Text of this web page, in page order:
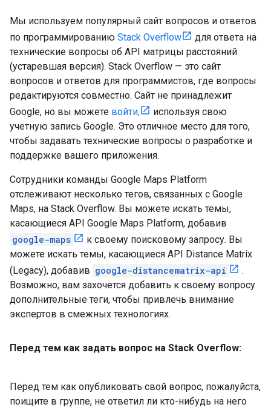
Мы используем популярный сайт вопросов и ответов
по программированию Stack Overflow
для ответа на
технические вопросы об API матрицы расстояний
(устаревшая версия). Stack Overflow — это сайт
вопросов и ответов для программистов, где вопросы
редактируются совместно. Сайт не принадлежит
Google, но вы можете войти,
используя свою
учетную запись Google. Это отличное место для того,
чтобы задавать технические вопросы о разработке и
поддержке вашего приложения.
Сотрудники команды Google Maps Platform
отслеживают несколько тегов, связанных с Google
Maps, на Stack Overflow. Вы можете искать темы,
касающиеся API Google Maps Platform, добавив
google-maps
к своему поисковому запросу. Вы
можете искать темы, касающиеся API Distance Matrix
(Legacy), добавив google-distancematrix-api
.
Возможно, вам захочется добавить к своему вопросу
дополнительные теги, чтобы привлечь внимание
экспертов в смежных технологиях.
Перед тем как задать вопрос на Stack Overflow:
Перед тем как опубликовать свой вопрос, пожалуйста,
поищите в группе, не ответил ли кто-нибудь на него